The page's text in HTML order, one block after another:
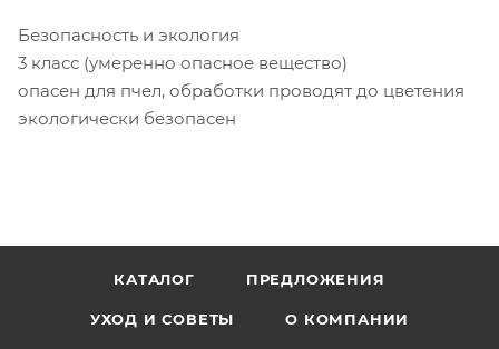
Безопасность и экология
3 класс (умеренно опасное вещество)
опасен для пчел, обработки проводят до цветения
экологически безопасен
КАТАЛОГ ПРЕДЛОЖЕНИЯ
УХОД И СОВЕТЫ О КОМПАНИИ